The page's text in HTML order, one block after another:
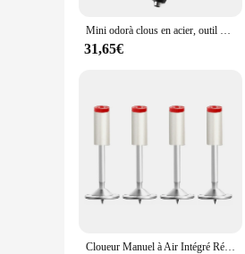
sets available cater to
or installing hardware, this
**Reliability and Efficiency**
engineered to minimize
into every cloueuse set for
Mini odorà clous en acier, outil de fixation de clous muraux, cloueuse à air, machine réglable, mur de ciment, outil à main, rivet, 100 pièces
31,65€
Cloueur Manuel à Air Intégré Réglable, Faible Bruit, Outil de Clouage Rapide avec N64.